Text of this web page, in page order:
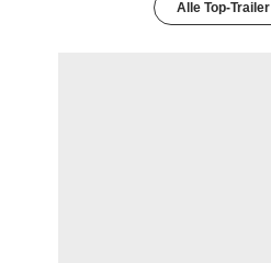
Alle Top-Trailer